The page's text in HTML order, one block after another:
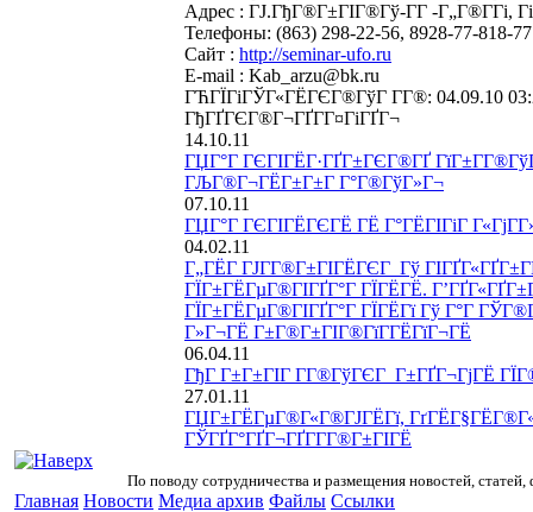
Адрес : ГЈ.ГђГ®Г±ГІГ®Гў-Г­Г -Г„Г®Г­Гі,
Телефоны: (863) 298-22-56, 8928-77-818-77
Сайт : http://seminar-ufo.ru
E-mail : Kab_arzu@bk.ru
ГЋГЇГіГЎГ«ГЁГЄГ®ГўГ Г­Г®: 04.09.10
ГђГҐГЄГ®Г¬ГҐГ­Г¤ГіГҐГ¬
14.10.11
ГЏГ°Г ГЄГІГЁГ·ГҐГ±ГЄГ®ГҐ
ГЉГ®Г¬ГЁГ±Г±Г Г°Г®ГўГ»Г¬
07.10.11
ГЏГ°Г ГЄГІГЁГЄГЁ ГЁ Г°ГЁГІГіГ
04.02.11
Г„ГЁГ ГЈГ­Г®Г±ГІГЁГЄГ Гў
ГЇГ±ГЁГµГ®ГІГҐГ°Г ГЇГЁГЁ.
ГЇГ±ГЁГµГ®ГІГҐГ°Г ГЇГЁГї Гў Г°Г
Г»Г¬ГЁ Г±Г®Г±ГІГ®ГїГ­ГЁГїГ¬ГЁ
06.04.11
ГђГ Г±Г±ГІГ Г­Г®ГўГЄГ Г±ГҐГ¬ГјГЁ
27.01.11
ГЏГ±ГЁГµГ®Г«Г®ГЈГЁГї,
ГЎГҐГ°ГҐГ¬ГҐГ­Г­Г®Г±ГІГЁ
По поводу сотрудничества и размещения новостей,
Главная Новости Медиа архив Файлы Ссылки